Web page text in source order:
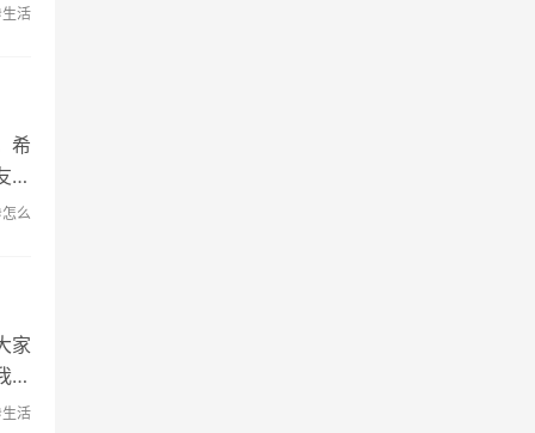
活
希
圈
么
家
们
活